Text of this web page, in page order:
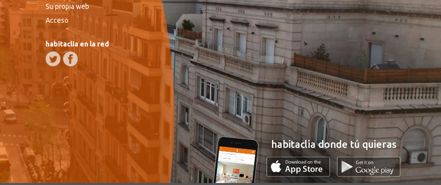
Su propia web
Acceso
habitaclia en la red
habitaclia donde tú quieras